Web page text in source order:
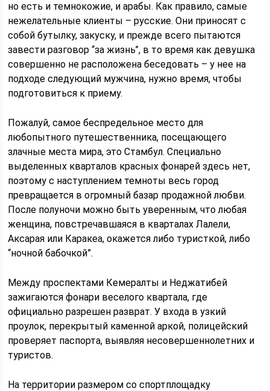
но есть и темнокожие, и арабы. Как правило, самые
нежелательные клиенты – русские. Они приносят с
собой бутылку, закуску, и прежде всего пытаются
завести разговор “за жизнь”, в то время как девушка
совершенно не расположена беседовать – у нее на
подходе следующий мужчина, нужно время, чтобы
подготовиться к приему.
Пожалуй, самое беспредельное место для
любопытного путешественника, посещающего
злачные места мира, это Стамбул. Специально
выделенных кварталов красных фонарей здесь нет,
поэтому с наступлением темноты весь город
превращается в огромный базар продажной любви.
После полуночи можно быть уверенным, что любая
женщина, повстречавшаяся в кварталах Лалели,
Аксарая или Каракеа, окажется либо туристкой, либо
“ночной бабочкой”.
Между проспектами Кемералты и Неджатибей
зажигаются фонари веселого квартала, где
официально разрешен разврат. У входа в узкий
проулок, перекрытый каменной аркой, полицейский
проверяет паспорта, выявляя несовершеннолетних и
туристов.
На территории размером со спортплощадку